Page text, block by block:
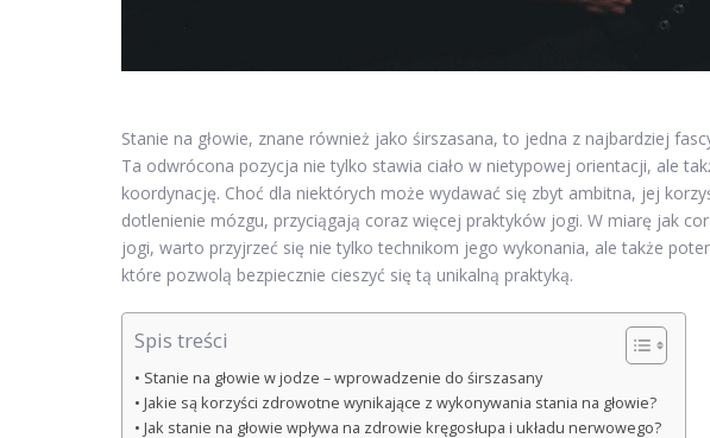
Stanie na głowie, znane również jako śirszasana, to jedna z najbardziej
Ta odwrócona pozycja nie tylko stawia ciało w nietypowej orientacji, ale
koordynację. Choć dla niektórych może wydawać się zbyt ambitna, jej
dotlenienie mózgu, przyciągają coraz więcej praktyków jogi. W miarę jak
jogi, warto przyjrzeć się nie tylko technikom jego wykonania, ale także
które pozwolą bezpiecznie cieszyć się tą unikalną praktyką.
Spis treści
Stanie na głowie w jodze – wprowadzenie do śirszasany
Jakie są korzyści zdrowotne wynikające z wykonywania stania na głowie?
Jak stanie na głowie wpływa na zdrowie kręgosłupa i układu nerwowego?